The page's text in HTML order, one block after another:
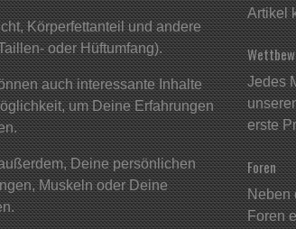
Körperfettanteil und andere
oder Hüftumfang).
auch interessante Inhalte
um Deine Erfahrungen
Deine persönlichen
Muskeln oder Deine
Artikel
Jedes
erste
Foren
Neben
Foren